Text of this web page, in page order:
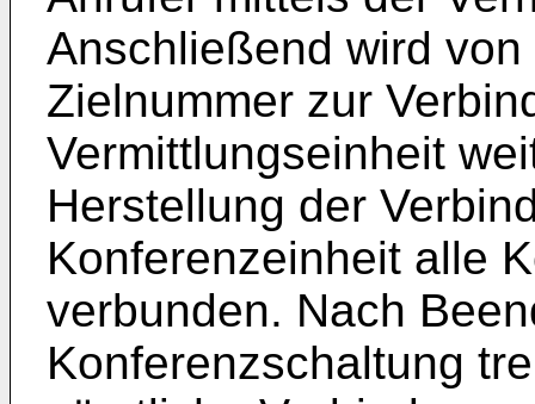
Anschließend wird
Zielnummer zur
Vermittlungseinheit
Herstellung der
Konferenzeinheit alle
verbunden. Nach
Konferenzschaltung